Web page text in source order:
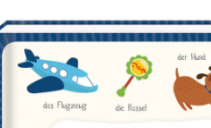
(2)
€
und zzgl.Versandkosten